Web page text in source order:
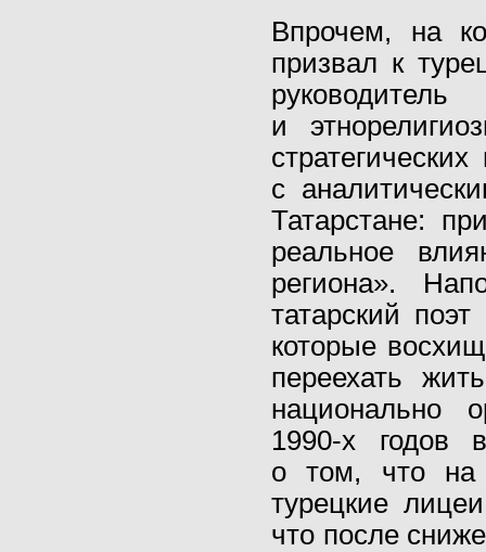
Впрочем, на
призвал к
и
с
Татарстане:
реальное
региона».
татарский
которые
переехать
национально
1990-х годов
о том, что на
турецкие
что после